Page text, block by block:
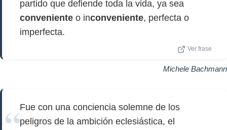
partido que defiende toda la vida, ya sea
conveniente o inconveniente, perfecta o
imperfecta.
Ver frase
Michele Bachmann
Fue con una conciencia solemne de los
peligros de la ambición eclesiástica, el